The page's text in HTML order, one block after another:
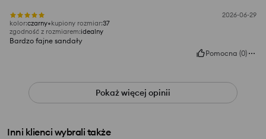
2026-06-29
kolor:czarny kupiony rozmiar:37
zgodność z rozmiarem:idealny
Bardzo fajne sandały
Pomocna (0)
Pokaż więcej opinii
Inni klienci wybrali także